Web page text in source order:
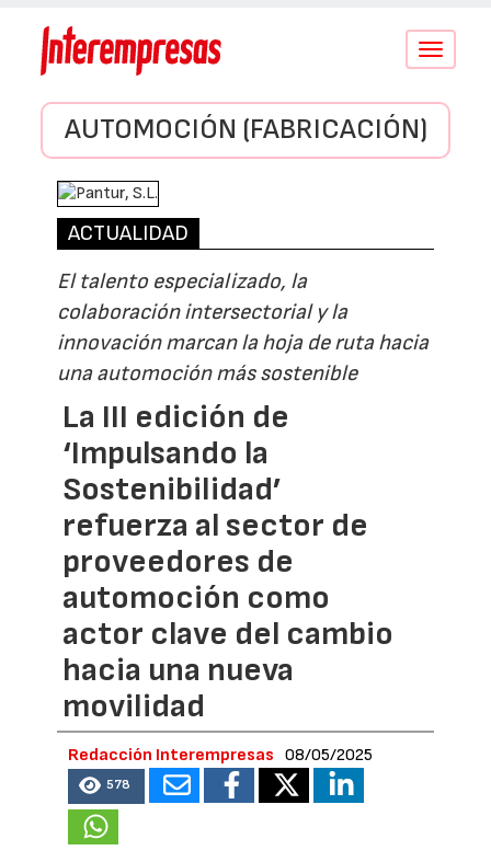
Conmutar
AUTOMOCIÓN (FABRICACIÓN)
ACTUALIDAD
El talento especializado, la
colaboración intersectorial y la
innovación marcan la hoja de ruta hacia
una automoción más sostenible
La III edición de
‘Impulsando la
Sostenibilidad’
refuerza al sector de
proveedores de
automoción como
actor clave del cambio
hacia una nueva
movilidad
Redacción Interempresas 08/05/2025
578